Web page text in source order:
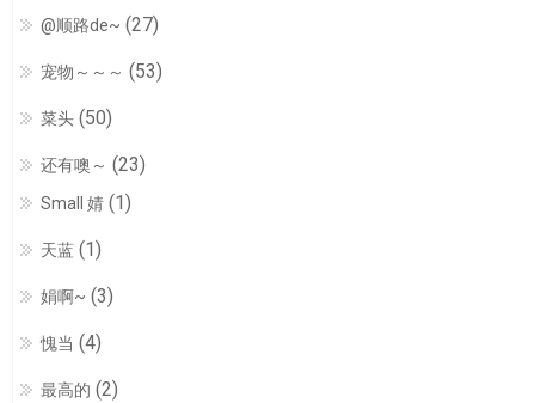
@顺路de~ (27)
宠物～～～ (53)
菜头 (50)
还有噢～ (23)
Small 婧 (1)
天蓝 (1)
娟啊~ (3)
愧当 (4)
最高的 (2)